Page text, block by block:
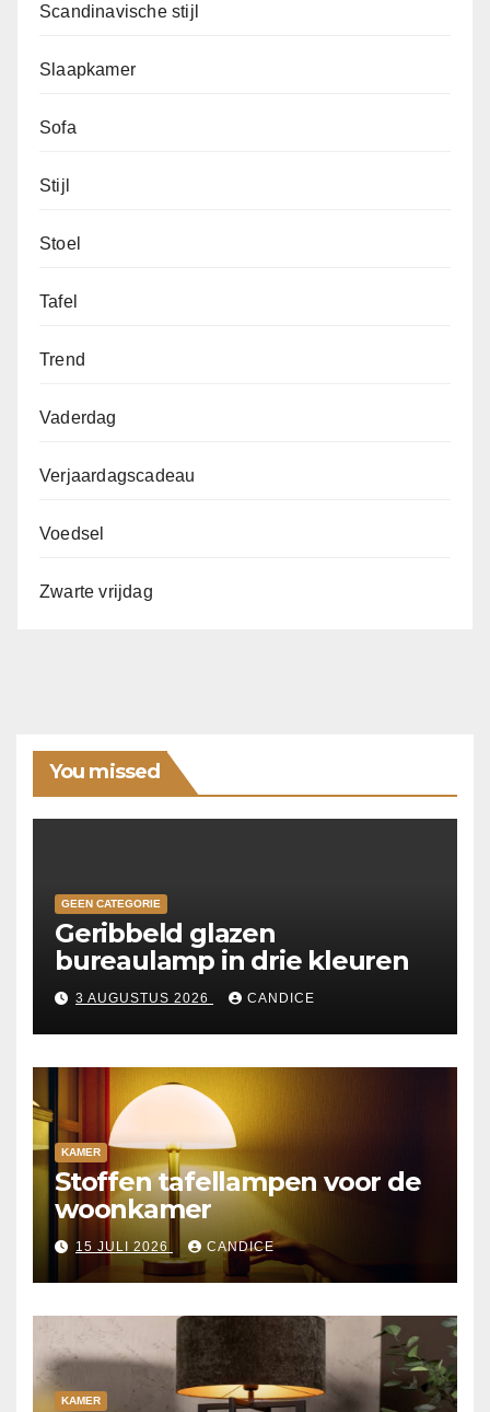
Scandinavische stijl
Slaapkamer
Sofa
Stijl
Stoel
Tafel
Trend
Vaderdag
Verjaardagscadeau
Voedsel
Zwarte vrijdag
You missed
GEEN CATEGORIE
Geribbeld glazen
bureaulamp in drie kleuren
3 AUGUSTUS 2026 CANDICE
KAMER
Stoffen tafellampen voor de
woonkamer
15 JULI 2026 CANDICE
KAMER